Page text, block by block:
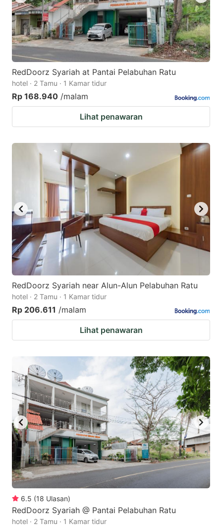
RedDoorz Syariah at Pantai Pelabuhan Ratu
hotel · 2 Tamu · 1 Kamar tidur
Rp 168.940 /malam
Lihat penawaran
RedDoorz Syariah near Alun-Alun Pelabuhan Ratu
hotel · 2 Tamu · 1 Kamar tidur
Rp 206.611 /malam
Lihat penawaran
6.5 (18 Ulasan)
RedDoorz Syariah @ Pantai Pelabuhan Ratu
hotel · 2 Tamu · 1 Kamar tidur